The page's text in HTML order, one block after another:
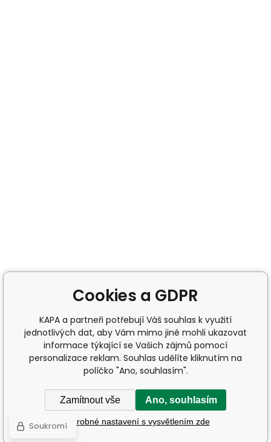
Cookies a GDPR
KAPA a partneři potřebují Váš souhlas k využití
jednotlivých dat, aby Vám mimo jiné mohli ukazovat
informace týkající se Vašich zájmů pomocí
personalizace reklam. Souhlas udělíte kliknutím na
políčko "Ano, souhlasím".
Zamítnout vše Ano, souhlasím
Podrobné nastavení s vysvětlením zde
Soukromí